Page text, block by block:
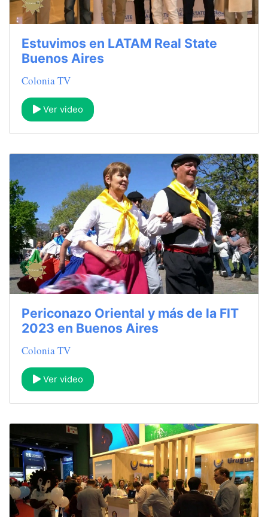
Estuvimos en LATAM Real State
Buenos Aires
Colonia TV
Ver video
Periconazo Oriental y más de la FIT
2023 en Buenos Aires
Colonia TV
Ver video